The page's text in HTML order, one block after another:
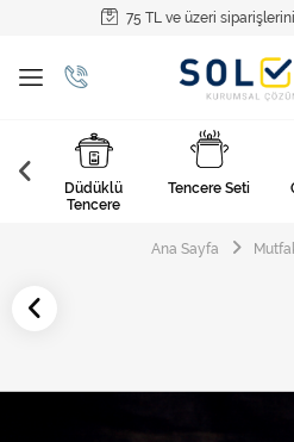
75 TL ve üzeri
Tüm Kategoriler
Pişirme Gereçleri
Yemek Takımları
Kahvaltı Takımları
Çatal Kaşık Bıçak
Cam Ürünler
Düdüklü
Tencere
Tencere Seti
Ana Sayfa